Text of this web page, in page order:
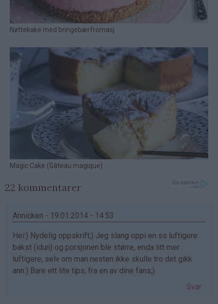
22 kommentarer
Annicken - 19.01.2014 - 14:53
Hei:) Nydelig oppskrift;) Jeg slang oppi en ss luftigere
bakst (idun) og porsjonen ble større, enda litt mer
luftigere, selv om man nesten ikke skulle tro det gikk
ann:) Bare ett lite tips, fra en av dine fans;)
Svar